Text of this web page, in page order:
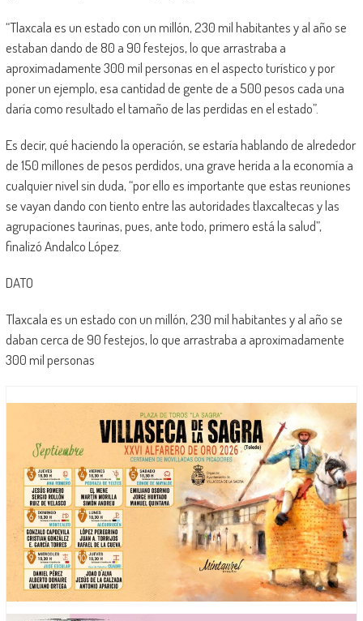
“Tlaxcala es un estado con un millón, 230 mil habitantes y al año se
estaban dando de 80 a 90 festejos, lo que arrastraba a
aproximadamente 300 mil personas en el aspecto turístico y por
poner un ejemplo, esa cantidad de gente de a 500 pesos cada una
daría como resultado el tamaño de las perdidas en el estado”.
Es decir, qué haciendo la operación, se estaría hablando de alrededor
de 150 millones de pesos perdidos, una grave herida a la economía a
cualquier nivel sin duda, “por ello es importante que estas reuniones
se vayan dando con tiento entre las autoridades tlaxcaltecas y las
agrupaciones taurinas, pues, ante todo, primero está la salud”,
finalizó Andalco López.
DATO
Tlaxcala es un estado con un millón, 230 mil habitantes y al año se
daban cerca de 90 festejos, lo que arrastraba a aproximadamente
300 mil personas